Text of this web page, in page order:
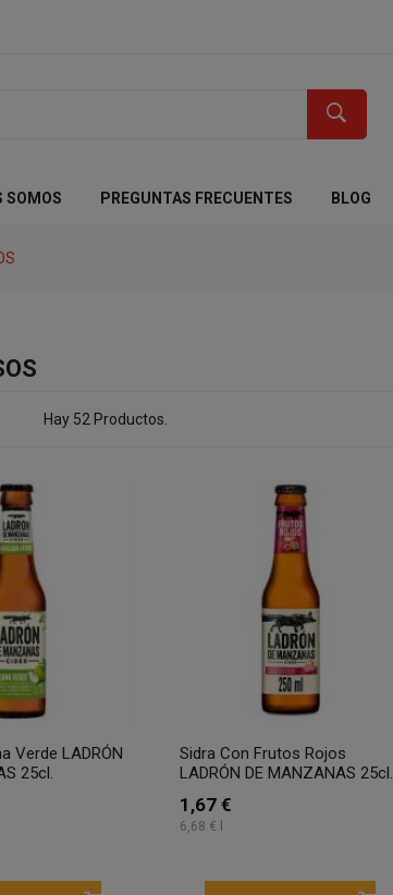
SOMOS PREGUNTAS FRECUENTES BLOG
Hay 52 Productos.
Verde LADRÓN
25cl.
Sidra Con Frutos Rojos
LADRÓN DE MANZANAS 25cl.
1,67 €
6,68 € l